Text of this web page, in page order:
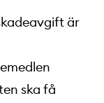
är
ska få